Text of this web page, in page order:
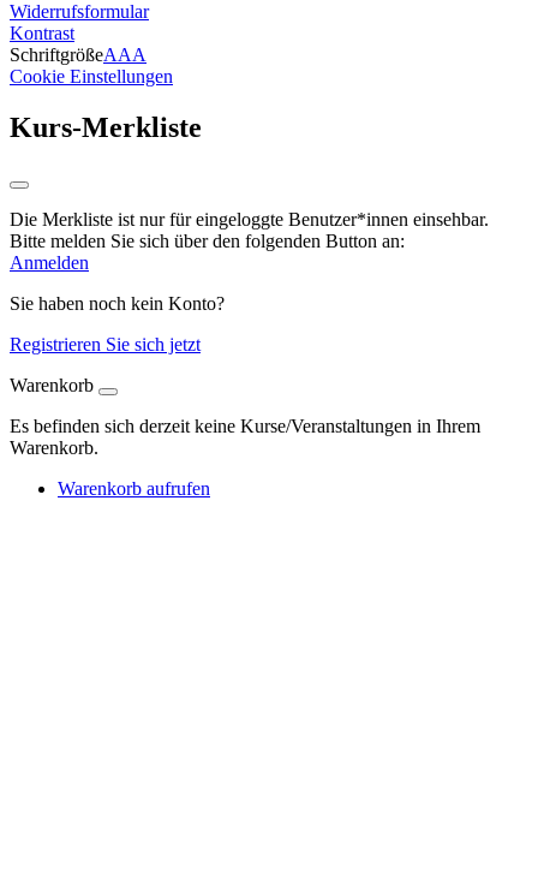
Widerrufsformular
Kontrast
SchriftgrößeAAA
Cookie Einstellungen
Kurs-Merkliste
Die Merkliste ist nur für eingeloggte Benutzer*innen einsehbar.
Bitte melden Sie sich über den folgenden Button an:
Anmelden
Sie haben noch kein Konto?
Registrieren Sie sich jetzt
Warenkorb
Es befinden sich derzeit keine Kurse/Veranstaltungen in Ihrem
Warenkorb.
Warenkorb aufrufen